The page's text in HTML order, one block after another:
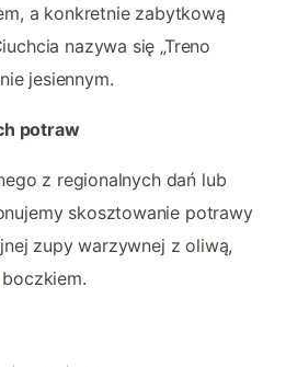
a konkretnie zabytkową
nazywa się „Treno
jesiennym.
potraw
z regionalnych dań lub
skosztowanie potrawy
zupy warzywnej z oliwą,